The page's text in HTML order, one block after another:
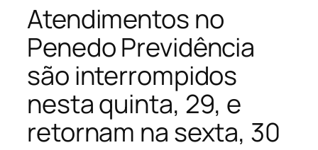
Atendimentos no
Penedo Previdência
são interrompidos
nesta quinta, 29, e
retornam na sexta, 30